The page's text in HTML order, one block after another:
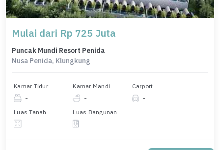
Mulai dari Rp 725 Juta
Puncak Mundi Resort Penida
Nusa Penida, Klungkung
Kamar Tidur
-
Kamar Mandi
-
Carport
-
Luas Tanah Luas Bangunan